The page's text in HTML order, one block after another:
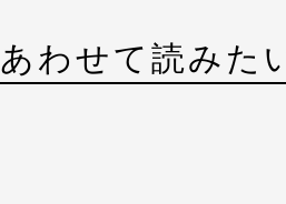
あわせて読みた